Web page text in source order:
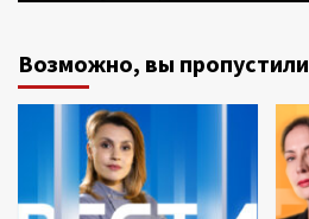
Возможно, вы пропустили